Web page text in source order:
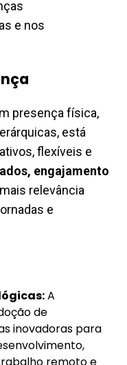
e nos
presença física,
está
flexíveis e
engajamento
relevância
e
A
de
inovadoras para